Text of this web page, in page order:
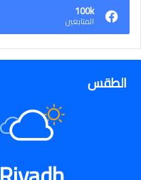
100k
المتابعين
الطقس